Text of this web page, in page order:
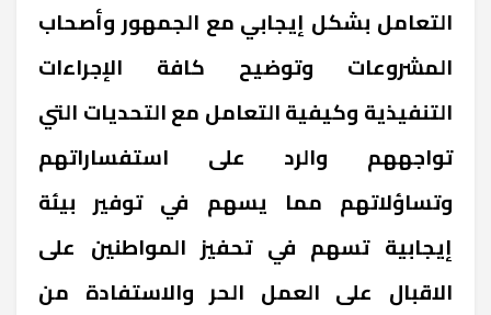
التعامل بشكل إيجابي مع الجمهور وأصحاب
المشروعات وتوضيح كافة الإجراءات
التنفيذية وكيفية التعامل مع التحديات التي
تواجههم والرد على استفساراتهم
وتساؤلاتهم مما يسهم في توفير بيئة
إيجابية تسهم في تحفيز المواطنين على
الاقبال على العمل الحر والاستفادة من